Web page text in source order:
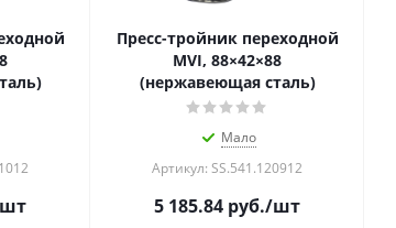
Пресс-тройник переходной
MVI, 88×42×88
(нержавеющая сталь)
Мало
Артикул: SS.541.120912
5 185.84 руб./шт